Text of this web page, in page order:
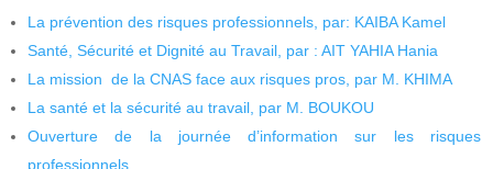
La prévention des risques professionnels, par: KAIBA Kamel
Santé, Sécurité et Dignité au Travail, par : AIT YAHIA Hania
La mission de la CNAS face aux risques pros, par M. KHIMA
La santé et la sécurité au travail, par M. BOUKOU
Ouverture de la journée d’information sur les risques
professionnels